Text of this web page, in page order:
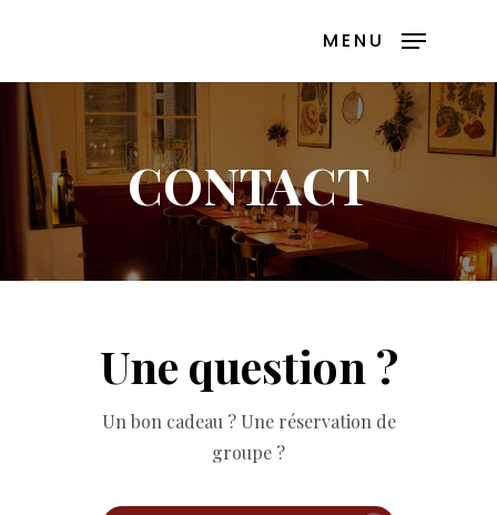
content
MENU
CONTACT
Une question ?
Un bon cadeau ? Une réservation de
groupe ?